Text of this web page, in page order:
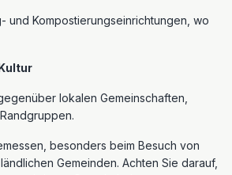
und Kompostierungseinrichtungen, wo
lokalen Gemeinschaften,
besonders beim Besuch von
Gemeinden. Achten Sie darauf,